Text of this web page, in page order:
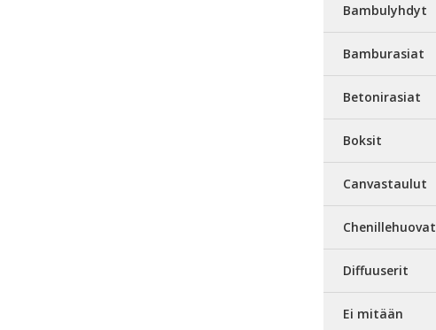
Bambulyhdyt
Bamburasiat
Betonirasiat
Boksit
Canvastaulut
Chenillehuovat
Diffuuserit
Ei mitään